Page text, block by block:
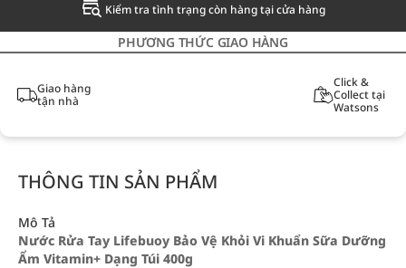
Kiểm tra tình trạng còn hàng tại cửa hàng
PHƯƠNG THỨC GIAO HÀNG
Giao hàng
tận nhà
Click &
Collect tại
Watsons
THÔNG TIN SẢN PHẨM
Mô Tả
Nước Rửa Tay Lifebuoy Bảo Vệ Khỏi Vi Khuẩn Sữa Dưỡng
Ẩm Vitamin+ Dạng Túi 400g